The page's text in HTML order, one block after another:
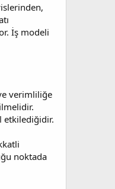
İş modeli
verimliliğe
etkilediğidir.
noktada